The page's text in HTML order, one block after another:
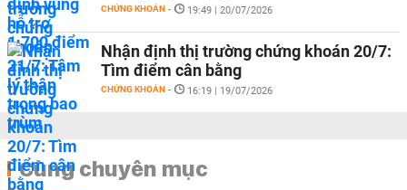
CHỨNG KHOÁN - 19:49 | 20/07/2026
Nhận định thị trường chứng khoán 20/7:
Tìm điểm cân bằng
CHỨNG KHOÁN - 16:19 | 19/07/2026
Cùng chuyên mục